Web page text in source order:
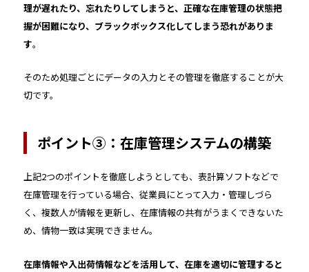
理が遅れたり、忘れたりしてしまうと、正確な在庫管理の状態把
握が困難になり、ブラックボックス化してしまう恐れがありま
す。
そのため処理ごとにデータの入力とその管理を徹底することが大
切です。
ポイント③：在庫管理システムの構築
上記2つのポイントを徹底しようとしても、表計算ソフトなどで
在庫管理を行っている場合、従業員にとって入力・管理しづら
く、複数人が情報を更新し、在庫情報の共有がうまくできないた
め、情物一致は実現できません。
在庫情報や入出荷情報などを活用して、在庫を適切に管理すると